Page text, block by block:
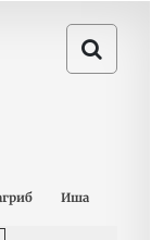
Иша